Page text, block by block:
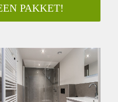
LIVE IN DEN BOSCH
FOR AN URGENT
located at Clarastraat in
a view on the church.
is perfect for expats
PAKKET!